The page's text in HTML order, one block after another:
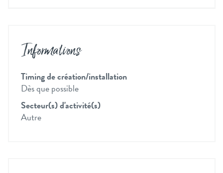
Informations
Timing de création/installation
Dès que possible
Secteur(s) d'activité(s)
Autre